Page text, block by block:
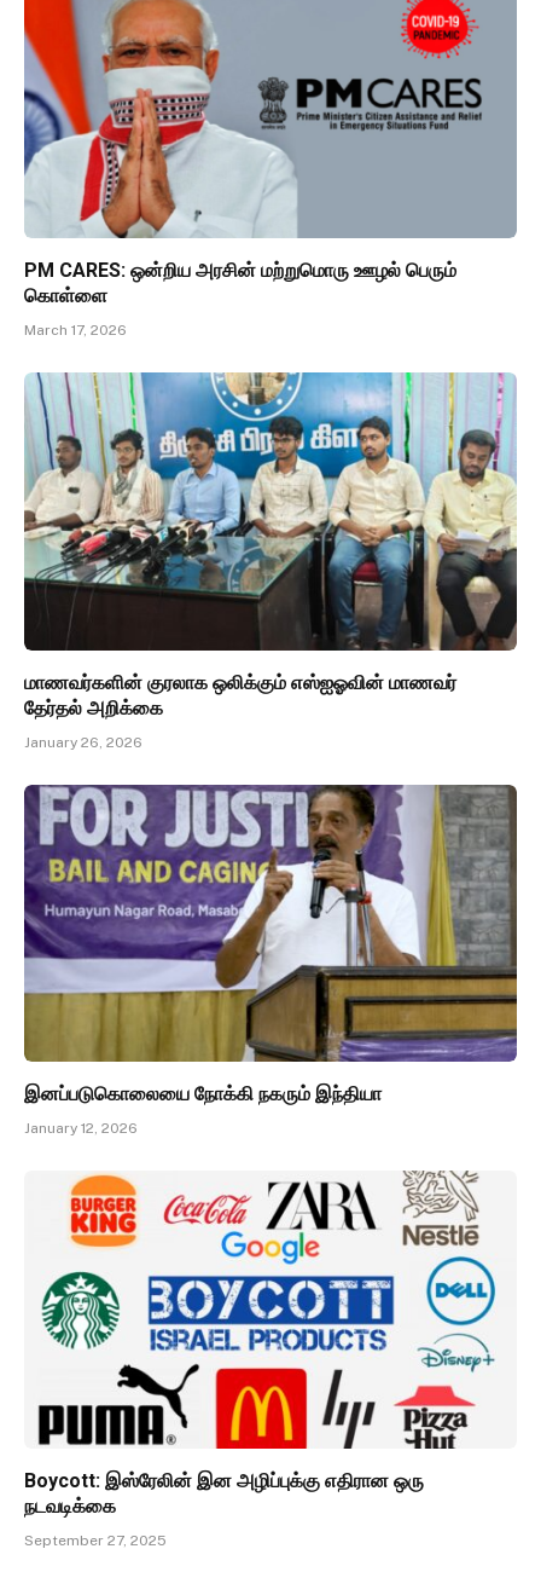
PM CARES: ஒன்றிய அரசின் மற்றுமொரு ஊழல் பெரும்
கொள்ளை
March 17, 2026
மாணவர்களின் குரலாக ஒலிக்கும் எஸ்ஐஓவின் மாணவர்
தேர்தல் அறிக்கை
January 26, 2026
இனப்படுகொலையை நோக்கி நகரும் இந்தியா
January 12, 2026
Boycott: இஸ்ரேலின் இன அழிப்புக்கு எதிரான ஒரு
நடவடிக்கை
September 27, 2025